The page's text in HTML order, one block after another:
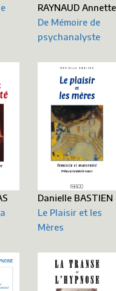
RAYNAUD Annette
De Mémoire de
psychanalyste
Danielle BASTIEN
Le Plaisir et les
Mères